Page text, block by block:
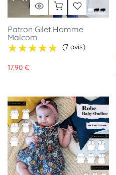
Patron Gilet Homme
Malcom
★★★★★
★★★★★ (7 avis)
17.90 €